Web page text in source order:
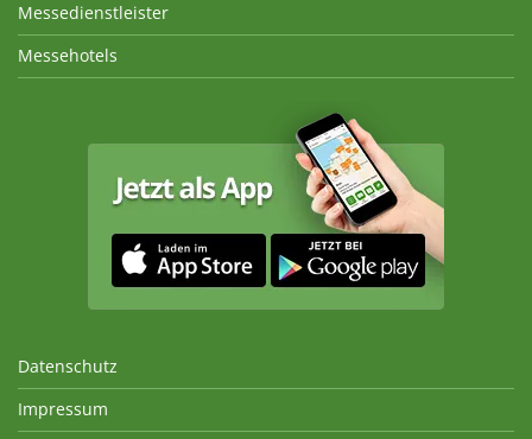
Messedienstleister
Messehotels
Datenschutz
Impressum